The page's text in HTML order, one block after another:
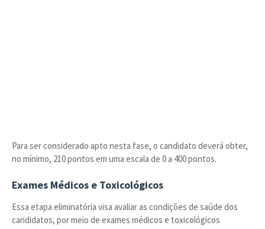
Para ser considerado apto nesta fase, o candidato deverá obter,
no mínimo, 210 pontos em uma escala de 0 a 400 pontos.
Exames Médicos e Toxicológicos
Essa etapa eliminatória visa avaliar as condições de saúde dos
candidatos, por meio de exames médicos e toxicológicos